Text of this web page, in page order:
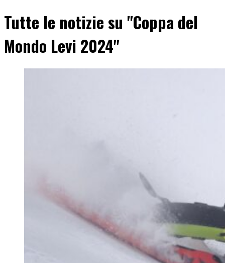
Tutte le notizie su "Coppa del
Mondo Levi 2024"